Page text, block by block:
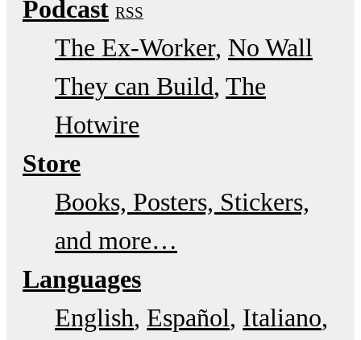
Podcast RSS
The Ex-Worker No Wall
They can Build The
Hotwire
Store
Books, Posters, Stickers,
and more…
Languages
English Español Italiano